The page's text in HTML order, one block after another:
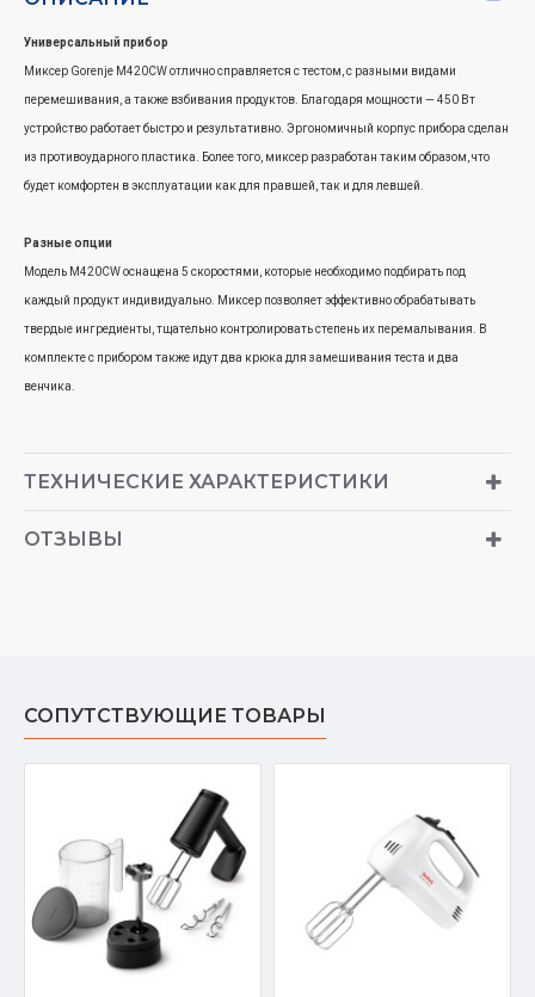
Универсальный прибор
Миксер Gorenje M420CW отлично справляется с тестом, с разными видами
перемешивания, а также взбивания продуктов. Благодаря мощности — 450 Вт
устройство работает быстро и результативно. Эргономичный корпус прибора сделан
из противоударного пластика. Более того, миксер разработан таким образом, что
будет комфортен в эксплуатации как для правшей, так и для левшей.
Разные опции
Модель M420CW оснащена 5 скоростями, которые необходимо подбирать под
каждый продукт индивидуально. Миксер позволяет эффективно обрабатывать
твердые ингредиенты, тщательно контролировать степень их перемалывания. В
комплекте с прибором также идут два крюка для замешивания теста и два
венчика.
ТЕХНИЧЕСКИЕ ХАРАКТЕРИСТИКИ
ОТЗЫВЫ
СОПУТСТВУЮЩИЕ ТОВАРЫ